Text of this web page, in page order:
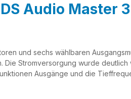
Audio Master
und sechs wählbaren
Die Stromversorgung wurde
Ausgänge und die